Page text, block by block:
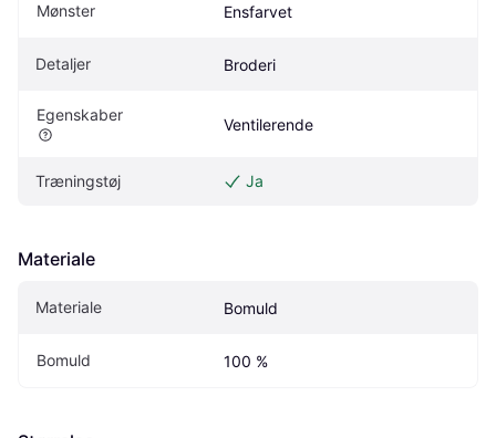
Mønster Ensfarvet
Detaljer Broderi
Egenskaber
Ventilerende
Træningstøj Ja
Materiale
Materiale Bomuld
Bomuld 100 %